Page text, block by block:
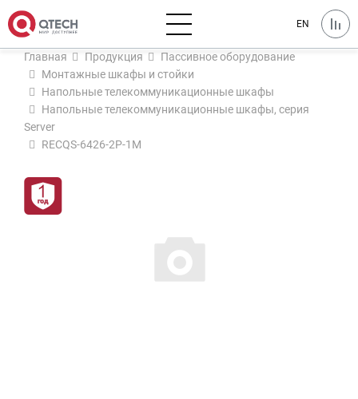
EN
Главная Продукция
Пассивное оборудование
Монтажные шкафы и стойки
Напольные телекоммуникационные шкафы
Напольные телекоммуникационные шкафы, серия
Server
RECQS-6426-2P-1M